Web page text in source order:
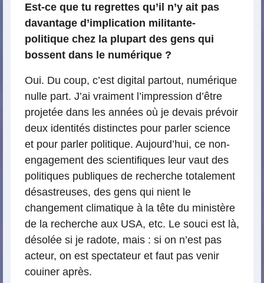
Est-ce que tu regrettes qu’il n’y ait pas
davantage d’implication militante-
politique chez la plupart des gens qui
bossent dans le numérique ?
Oui. Du coup, c’est digital partout, numérique
nulle part. J’ai vraiment l’impression d’être
projetée dans les années où je devais prévoir
deux identités distinctes pour parler science
et pour parler politique. Aujourd’hui, ce non-
engagement des scientifiques leur vaut des
politiques publiques de recherche totalement
désastreuses, des gens qui nient le
changement climatique à la tête du ministère
de la recherche aux USA, etc. Le souci est là,
désolée si je radote, mais : si on n’est pas
acteur, on est spectateur et faut pas venir
couiner après.